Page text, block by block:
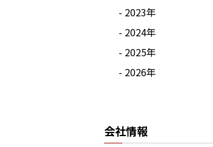
- 2023年
- 2024年
- 2025年
- 2026年
会社情報